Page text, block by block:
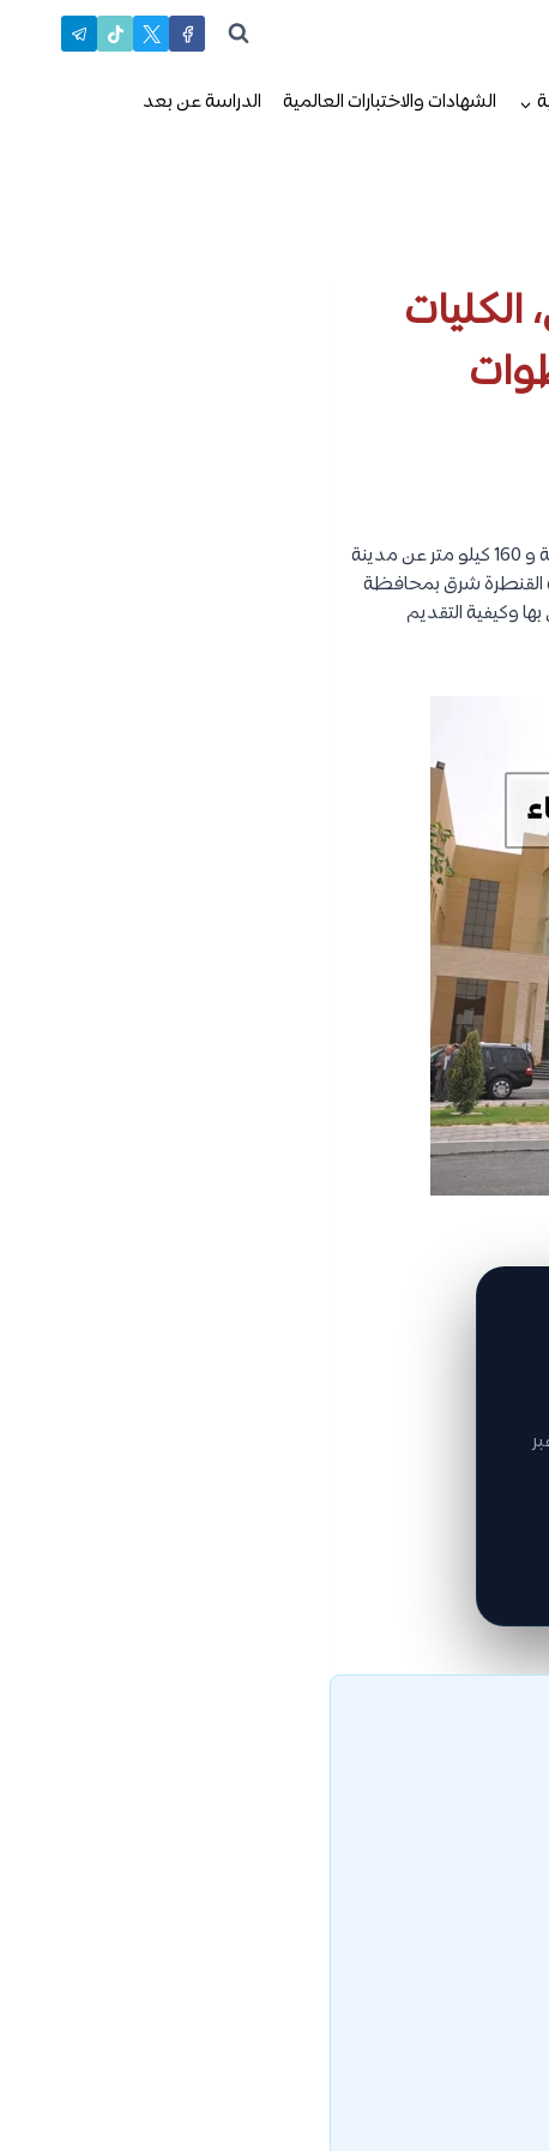
الشهادات والاختبارات العالمية الدراسة عن بعد
تقع جامعة سيناء على ساحل البحر الأبيض المتوسط في مدينة العريش، وهي تبعد 8 كم عن المدينة و 160 كيلو متر عن مدينة
كما أن لها فرع آخر في مدينة القنطرة شرق بمحافظة
وكيفية التقديم